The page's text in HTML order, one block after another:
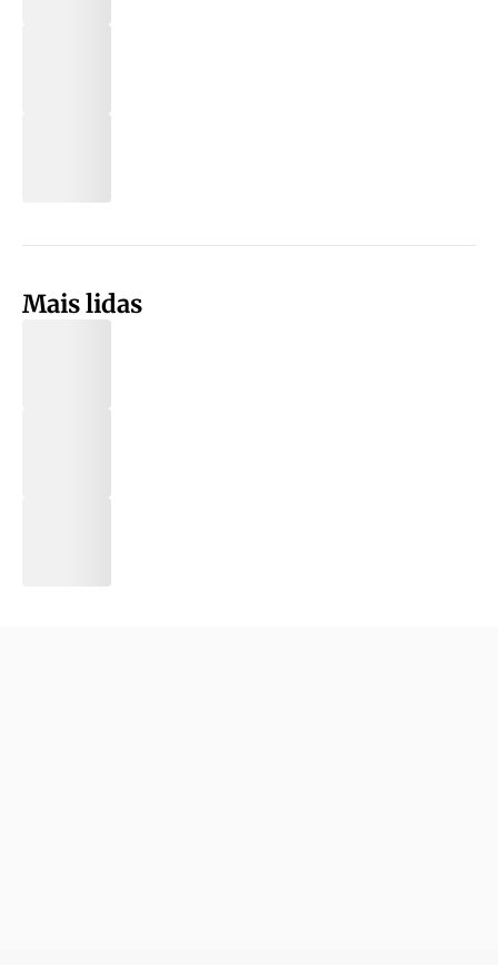
Mais lidas